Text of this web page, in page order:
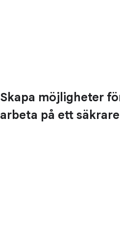
Skapa möjligheter
arbeta på ett